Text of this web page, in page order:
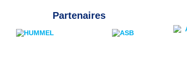
Partenaires